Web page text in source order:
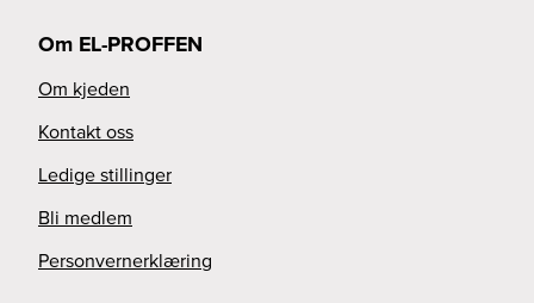
Om EL-PROFFEN
Om kjeden
Kontakt oss
Ledige stillinger
Bli medlem
Personvernerklæring